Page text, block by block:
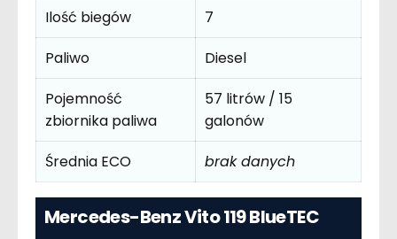
Ilość biegów
7
Paliwo
Diesel
Pojemność
zbiornika paliwa
57 litrów / 15
galonów
Średnia ECO
brak danych
Mercedes-Benz Vito 119 BlueTEC